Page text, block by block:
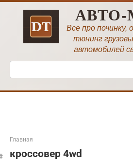
Перейти
Все про починку,
тюнинг
автомобилей
Поиск:
Главная
кроссовер 4wd